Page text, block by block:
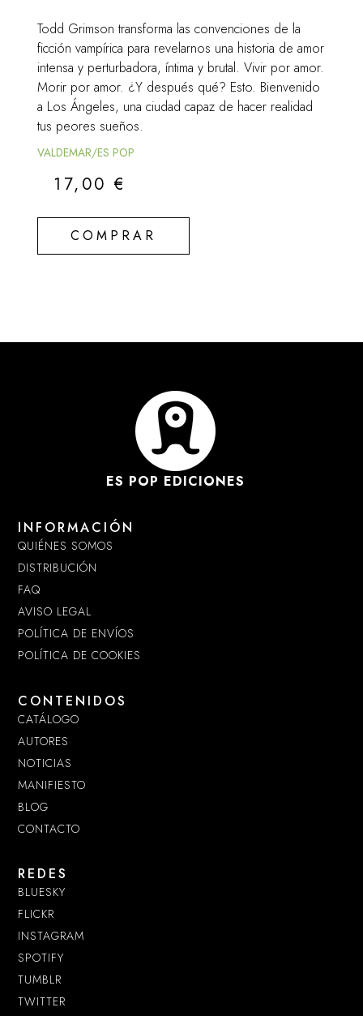
Todd Grimson transforma las convenciones de la
ficción vampírica para revelarnos una historia de amor
intensa y perturbadora, íntima y brutal. Vivir por amor.
Morir por amor. ¿Y después qué? Esto. Bienvenido
a Los Ángeles, una ciudad capaz de hacer realidad
tus peores sueños.
VALDEMAR/ES POP
17,00€
COMPRAR
ES POP EDICIONES
INFORMACIÓN
QUIÉNES SOMOS
DISTRIBUCIÓN
FAQ
AVISO LEGAL
POLÍTICA DE ENVÍOS
POLÍTICA DE COOKIES
CONTENIDOS
CATÁLOGO
AUTORES
NOTICIAS
MANIFIESTO
BLOG
CONTACTO
REDES
BLUESKY
FLICKR
INSTAGRAM
SPOTIFY
TUMBLR
TWITTER